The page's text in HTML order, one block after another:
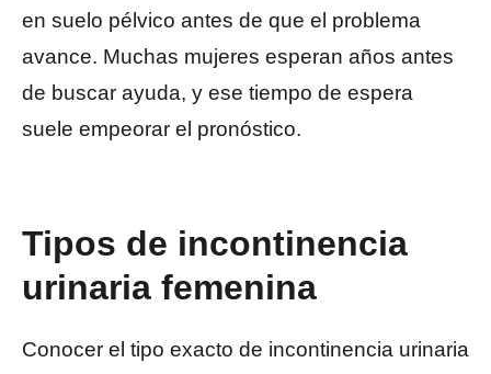
en suelo pélvico antes de que el problema
avance. Muchas mujeres esperan años antes
de buscar ayuda, y ese tiempo de espera
suele empeorar el pronóstico.
Tipos de incontinencia
urinaria femenina
Conocer el tipo exacto de incontinencia urinaria